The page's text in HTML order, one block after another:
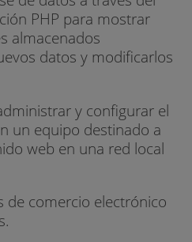
PHP para mostrar
almacenados
datos y modificarlos
y configurar el
un equipo destinado a
web en una red local
de comercio electrónico